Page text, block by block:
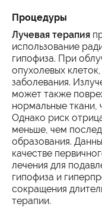
Процедуры
Лучевая терапия
использование
гипофиза. При
опухолевых
заболевания.
может также
нормальные ткани,
Однако риск
меньше, чем
образования.
качестве
лечения для
гипофиза и
сокращения
терапии.